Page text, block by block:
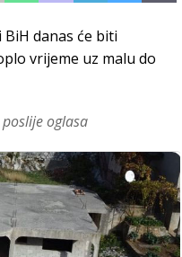
BiH danas će biti
vrijeme uz malu do
oglasa